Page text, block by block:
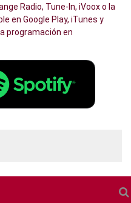
Radio, Tune-In, iVoox o la
en Google Play, iTunes y
programación en